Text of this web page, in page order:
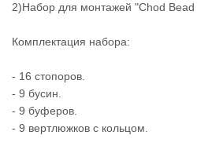
2)Набор для монтажей "Chod Bead
Комплектация набора:
- 16 стопоров.
- 9 бусин.
- 9 буферов.
- 9 вертлюжков с кольцом.